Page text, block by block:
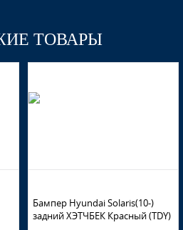
ТОВАРЫ
Бампер Hyundai Solaris(10-)
задний ХЭТЧБЕК Красный (TDY)